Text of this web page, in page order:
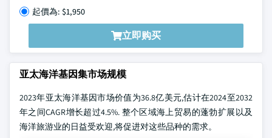
起價為: $1,950
立即购买
亚太海洋基因集市场规模
2023年亚太海洋基因市场价值为36.8亿美元,估计在2024至2032
年之间CAGR增长超过4.5%. 整个区域海上贸易的蓬勃扩展以及
海洋旅游业的日益受欢迎,将促进对这些品种的需求。